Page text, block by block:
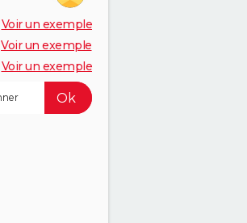
Voir un exemple
Voir un exemple
Voir un exemple